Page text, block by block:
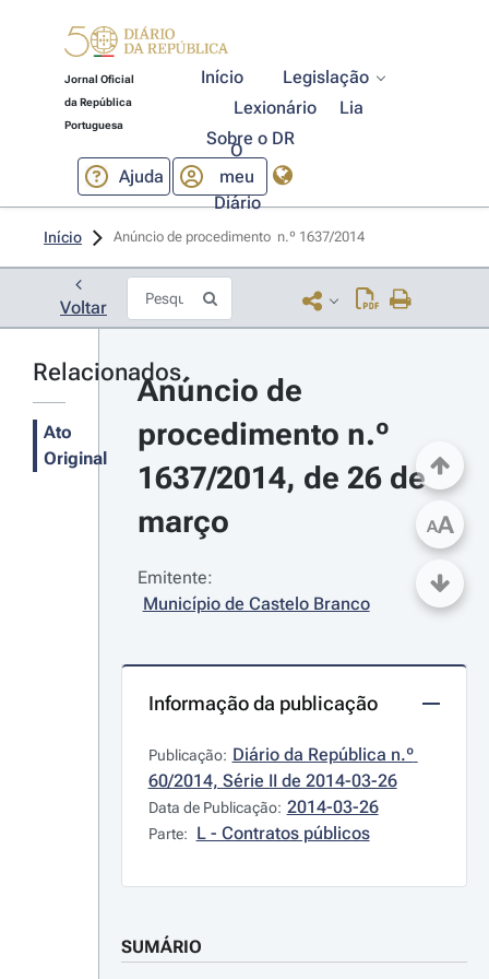
Jornal Oficial
da República
Portuguesa
Início
Legislação
Lexionário
Lia
Sobre o DR
Ajuda
O
meu
Diário
Início Anúncio de procedimento  n.º 1637/2014
Voltar
Relacionados
Ato
Original
Anúncio de
procedimento n.º
1637/2014, de 26 de
março
Emitente:
Município de Castelo Branco
Informação da publicação
Publicação: Diário da República n.º
60/2014, Série II de 2014-03-26
Data de Publicação: 2014-03-26
Parte: L - Contratos públicos
SUMÁRIO
AA